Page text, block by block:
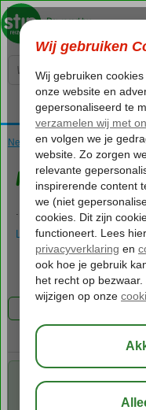
Voelt
Nederland Utrecht Maarn
Maarn
.
LEES MEER OVER
Over Maarn
Tip: verwijder een of